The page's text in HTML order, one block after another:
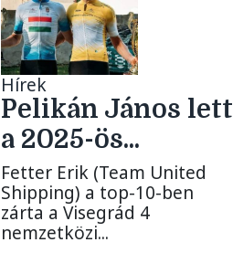
Hírek
Pelikán János lett
a 2025-ös...
Fetter Erik (Team United
Shipping) a top-10-ben
zárta a Visegrád 4
nemzetközi...